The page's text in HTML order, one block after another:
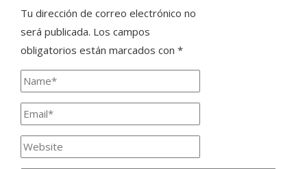
Tu dirección de correo electrónico no
será publicada. Los campos
obligatorios están marcados con *